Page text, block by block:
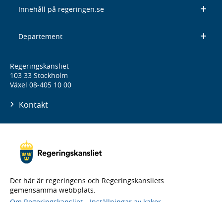
Innehåll på regeringen.se
Departement
Regeringskansliet
103 33 Stockholm
Växel 08-405 10 00
Kontakt
Det här är regeringens och Regeringskansliets
gemensamma webbplats.